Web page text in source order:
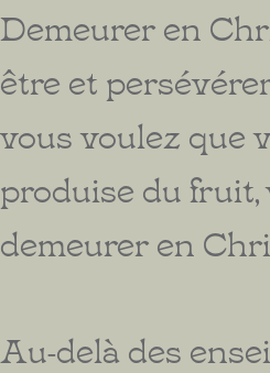
Demeurer en
être et
vous voulez que
produise du fruit,
demeurer en
Au-delà des